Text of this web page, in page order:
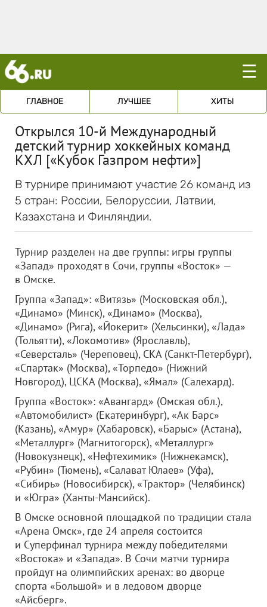
☰
ГЛАВНОЕ ЛУЧШЕЕ ХИТЫ
Открылся 10-й Международный
детский турнир хоккейных команд
КХЛ [«Кубок Газпром нефти»]
В турнире принимают участие 26 команд из
5 стран: России, Белоруссии, Латвии,
Казахстана и Финляндии.
Турнир разделен на две группы: игры группы
«Запад» проходят в Сочи, группы «Восток» —
в Омске.
Группа «Запад»: «Витязь» (Московская обл.),
«Динамо» (Минск), «Динамо» (Москва),
«Динамо» (Рига), «Йокерит» (Хельсинки), «Лада»
(Тольятти), «Локомотив» (Ярославль),
«Северсталь» (Череповец), СКА (Санкт-Петербург),
«Спартак» (Москва), «Торпедо» (Нижний
Новгород), ЦСКА (Москва), «Ямал» (Салехард).
Группа «Восток»: «Авангард» (Омская обл.),
«Автомобилист» (Екатеринбург), «Ак Барс»
(Казань), «Амур» (Хабаровск), «Барыс» (Астана),
«Металлург» (Магнитогорск), «Металлург»
(Новокузнецк), «Нефтехимик» (Нижнекамск),
«Рубин» (Тюмень), «Салават Юлаев» (Уфа),
«Сибирь» (Новосибирск), «Трактор» (Челябинск)
и «Югра» (Ханты-Мансийск).
В Омске основной площадкой по традиции стала
«Арена Омск», где 24 апреля состоится
и Суперфинал турнира между победителями
«Востока» и «Запада». В Сочи матчи турнира
пройдут на олимпийских аренах: во дворце
спорта «Большой» и в ледовом дворце
«Айсберг».